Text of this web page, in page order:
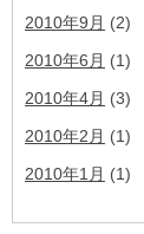
2010年9月 (2)
2010年6月 (1)
2010年4月 (3)
2010年2月 (1)
2010年1月 (1)